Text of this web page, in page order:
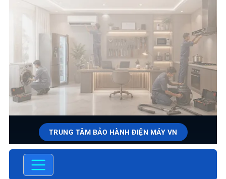
TRUNG TÂM BẢO HÀNH ĐIỆN MÁY VN
SỬA CHỮA & BẢO HÀNH